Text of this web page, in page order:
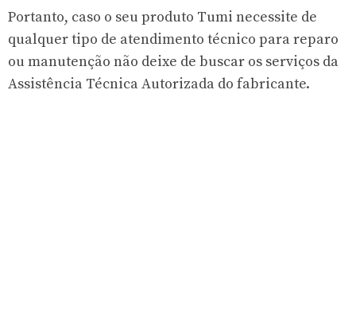
Portanto, caso o seu produto Tumi necessite de
qualquer tipo de atendimento técnico para reparo
ou manutenção não deixe de buscar os serviços da
Assistência Técnica Autorizada do fabricante.